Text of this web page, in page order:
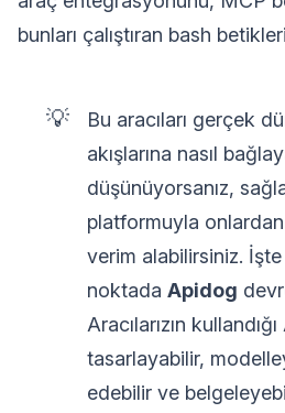
bunları çalıştıran bash
💡
Bu aracıları gerçek
akışlarına nasıl
düşünüyorsanız,
platformuyla
verim alabilirsiniz.
noktadaApidog
Aracılarızın
tasarlayabilir,
edebilir ve